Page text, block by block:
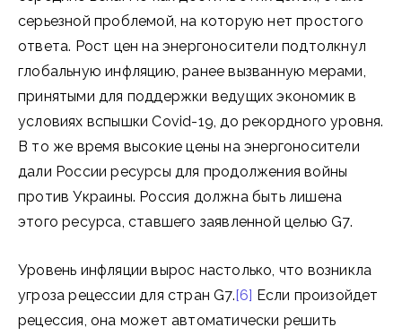
серьезной проблемой, на которую нет простого
ответа. Рост цен на энергоносители подтолкнул
глобальную инфляцию, ранее вызванную мерами,
принятыми для поддержки ведущих экономик в
условиях вспышки Covid-19, до рекордного уровня.
В то же время высокие цены на энергоносители
дали России ресурсы для продолжения войны
против Украины. Россия должна быть лишена
этого ресурса, ставшего заявленной целью G7.
Уровень инфляции вырос настолько, что возникла
угроза рецессии для стран G7.[6] Если произойдет
рецессия, она может автоматически решить